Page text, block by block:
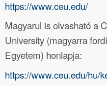
https://www.ceu.edu/
Magyarul is olvasható a
University (magyarra
Egyetem) honlapja:
https://www.ceu.edu/hu/